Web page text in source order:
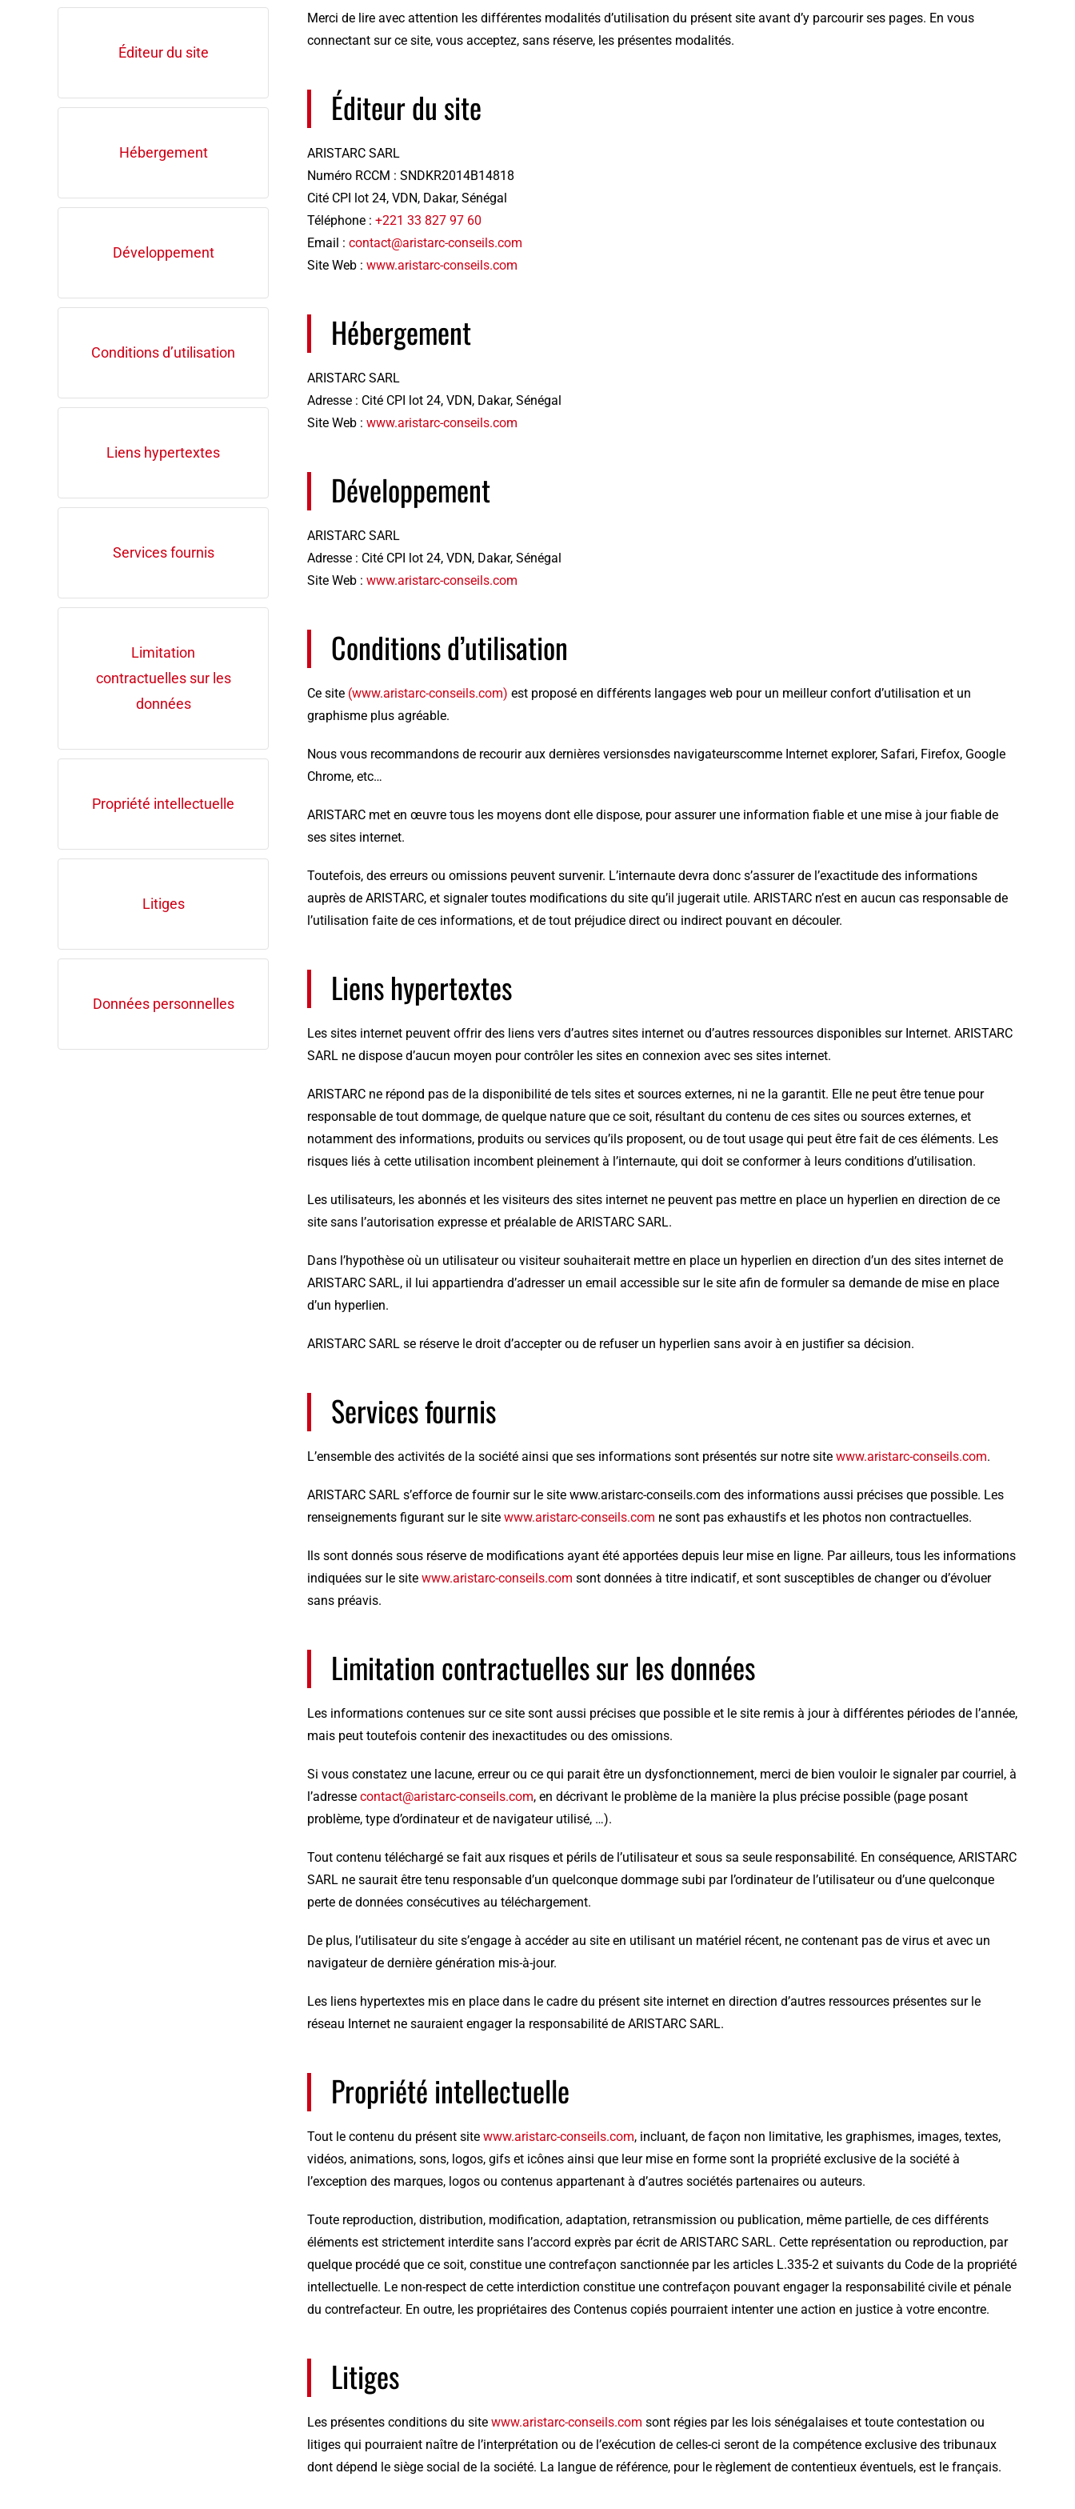
Éditeur du site
Hébergement
Développement
Conditions d’utilisation
Liens hypertextes
Services fournis
Limitation
contractuelles sur les
données
Propriété intellectuelle
Litiges
Données personnelles
Merci de lire avec attention les différentes modalités d’utilisation du présent site avant d’y parcourir ses pages. En vous
connectant sur ce site, vous acceptez, sans réserve, les présentes modalités.
Éditeur du site
ARISTARC SARL
Numéro RCCM : SNDKR2014B14818
Cité CPI lot 24, VDN, Dakar, Sénégal
Téléphone : +221 33 827 97 60
Email : contact@aristarc-conseils.com
Site Web : www.aristarc-conseils.com
Hébergement
ARISTARC SARL
Adresse : Cité CPI lot 24, VDN, Dakar, Sénégal
Site Web : www.aristarc-conseils.com
Développement
ARISTARC SARL
Adresse : Cité CPI lot 24, VDN, Dakar, Sénégal
Site Web : www.aristarc-conseils.com
Conditions d’utilisation
Ce site (www.aristarc-conseils.com) est proposé en différents langages web pour un meilleur confort d’utilisation et un
graphisme plus agréable.
Nous vous recommandons de recourir aux dernières versionsdes navigateurscomme Internet explorer, Safari, Firefox, Google
Chrome, etc…
ARISTARC met en œuvre tous les moyens dont elle dispose, pour assurer une information fiable et une mise à jour fiable de
ses sites internet.
Toutefois, des erreurs ou omissions peuvent survenir. L’internaute devra donc s’assurer de l’exactitude des informations
auprès de ARISTARC, et signaler toutes modifications du site qu’il jugerait utile. ARISTARC n’est en aucun cas responsable de
l’utilisation faite de ces informations, et de tout préjudice direct ou indirect pouvant en découler.
Liens hypertextes
Les sites internet peuvent offrir des liens vers d’autres sites internet ou d’autres ressources disponibles sur Internet. ARISTARC
SARL ne dispose d’aucun moyen pour contrôler les sites en connexion avec ses sites internet.
ARISTARC ne répond pas de la disponibilité de tels sites et sources externes, ni ne la garantit. Elle ne peut être tenue pour
responsable de tout dommage, de quelque nature que ce soit, résultant du contenu de ces sites ou sources externes, et
notamment des informations, produits ou services qu’ils proposent, ou de tout usage qui peut être fait de ces éléments. Les
risques liés à cette utilisation incombent pleinement à l’internaute, qui doit se conformer à leurs conditions d’utilisation.
Les utilisateurs, les abonnés et les visiteurs des sites internet ne peuvent pas mettre en place un hyperlien en direction de ce
site sans l’autorisation expresse et préalable de ARISTARC SARL.
Dans l’hypothèse où un utilisateur ou visiteur souhaiterait mettre en place un hyperlien en direction d’un des sites internet de
ARISTARC SARL, il lui appartiendra d’adresser un email accessible sur le site afin de formuler sa demande de mise en place
d’un hyperlien.
ARISTARC SARL se réserve le droit d’accepter ou de refuser un hyperlien sans avoir à en justifier sa décision.
Services fournis
L’ensemble des activités de la société ainsi que ses informations sont présentés sur notre site www.aristarc-conseils.com.
ARISTARC SARL s’efforce de fournir sur le site www.aristarc-conseils.com des informations aussi précises que possible. Les
renseignements figurant sur le site www.aristarc-conseils.com ne sont pas exhaustifs et les photos non contractuelles.
Ils sont donnés sous réserve de modifications ayant été apportées depuis leur mise en ligne. Par ailleurs, tous les informations
indiquées sur le site www.aristarc-conseils.com sont données à titre indicatif, et sont susceptibles de changer ou d’évoluer
sans préavis.
Limitation contractuelles sur les données
Les informations contenues sur ce site sont aussi précises que possible et le site remis à jour à différentes périodes de l’année,
mais peut toutefois contenir des inexactitudes ou des omissions.
Si vous constatez une lacune, erreur ou ce qui parait être un dysfonctionnement, merci de bien vouloir le signaler par courriel, à
l’adresse contact@aristarc-conseils.com, en décrivant le problème de la manière la plus précise possible (page posant
problème, type d’ordinateur et de navigateur utilisé, …).
Tout contenu téléchargé se fait aux risques et périls de l’utilisateur et sous sa seule responsabilité. En conséquence, ARISTARC
SARL ne saurait être tenu responsable d’un quelconque dommage subi par l’ordinateur de l’utilisateur ou d’une quelconque
perte de données consécutives au téléchargement.
De plus, l’utilisateur du site s’engage à accéder au site en utilisant un matériel récent, ne contenant pas de virus et avec un
navigateur de dernière génération mis-à-jour.
Les liens hypertextes mis en place dans le cadre du présent site internet en direction d’autres ressources présentes sur le
réseau Internet ne sauraient engager la responsabilité de ARISTARC SARL.
Propriété intellectuelle
Tout le contenu du présent site www.aristarc-conseils.com, incluant, de façon non limitative, les graphismes, images, textes,
vidéos, animations, sons, logos, gifs et icônes ainsi que leur mise en forme sont la propriété exclusive de la société à
l’exception des marques, logos ou contenus appartenant à d’autres sociétés partenaires ou auteurs.
Toute reproduction, distribution, modification, adaptation, retransmission ou publication, même partielle, de ces différents
éléments est strictement interdite sans l’accord exprès par écrit de ARISTARC SARL. Cette représentation ou reproduction, par
quelque procédé que ce soit, constitue une contrefaçon sanctionnée par les articles L.335-2 et suivants du Code de la propriété
intellectuelle. Le non-respect de cette interdiction constitue une contrefaçon pouvant engager la responsabilité civile et pénale
du contrefacteur. En outre, les propriétaires des Contenus copiés pourraient intenter une action en justice à votre encontre.
Litiges
Les présentes conditions du site www.aristarc-conseils.com sont régies par les lois sénégalaises et toute contestation ou
litiges qui pourraient naître de l’interprétation ou de l’exécution de celles-ci seront de la compétence exclusive des tribunaux
dont dépend le siège social de la société. La langue de référence, pour le règlement de contentieux éventuels, est le français.